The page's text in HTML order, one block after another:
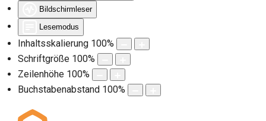
Bildschirmleser
Lesemodus
Inhaltsskalierung 100%
Schriftgröße 100%
Zeilenhöhe 100%
Buchstabenabstand 100%